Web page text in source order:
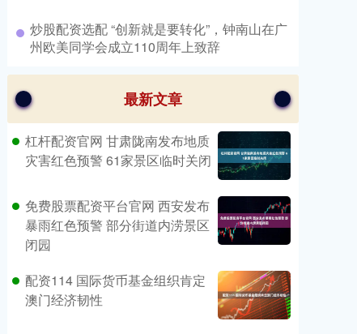
​炒股配资选配 “创新就是要转化”，钟南山在广
州欧美同学会成立110周年上致辞
最新文章
杠杆配资官网 甘肃陇南发布地质
灾害红色预警 61家景区临时关闭
免费股票配资平台官网 西安发布
暴雨红色预警 部分街道内涝景区
闭园
配资114 国际货币基金组织肯定
澳门经济韧性